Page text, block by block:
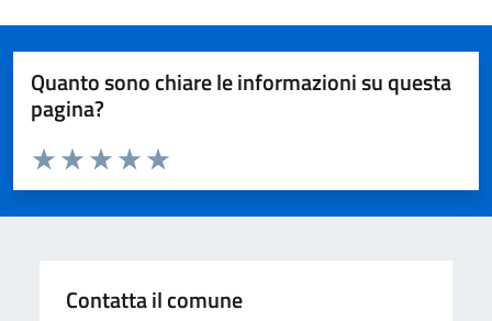
Quanto sono chiare le informazioni su questa
pagina?
Domanda
Valuta da 1 a 5 stelle la pagina
Valuta 5 stelle su 5
Valuta 4 stelle su 5
Valuta 3 stelle su 5
Valuta 2 stelle su 5
Valuta 1 stelle su 5
Contatta il comune